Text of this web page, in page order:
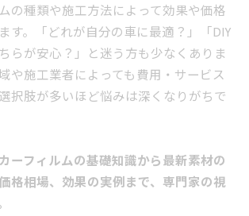
の種類や施工方法によって効果や価格
す。「どれが自分の車に最適？」「DIY
らが安心？」と迷う方も少なくありま
や施工業者によっても費用・サービス
択肢が多いほど悩みは深くなりがちで
ーフィルムの基礎知識から最新素材の
格相場、効果の実例まで、専門家の視